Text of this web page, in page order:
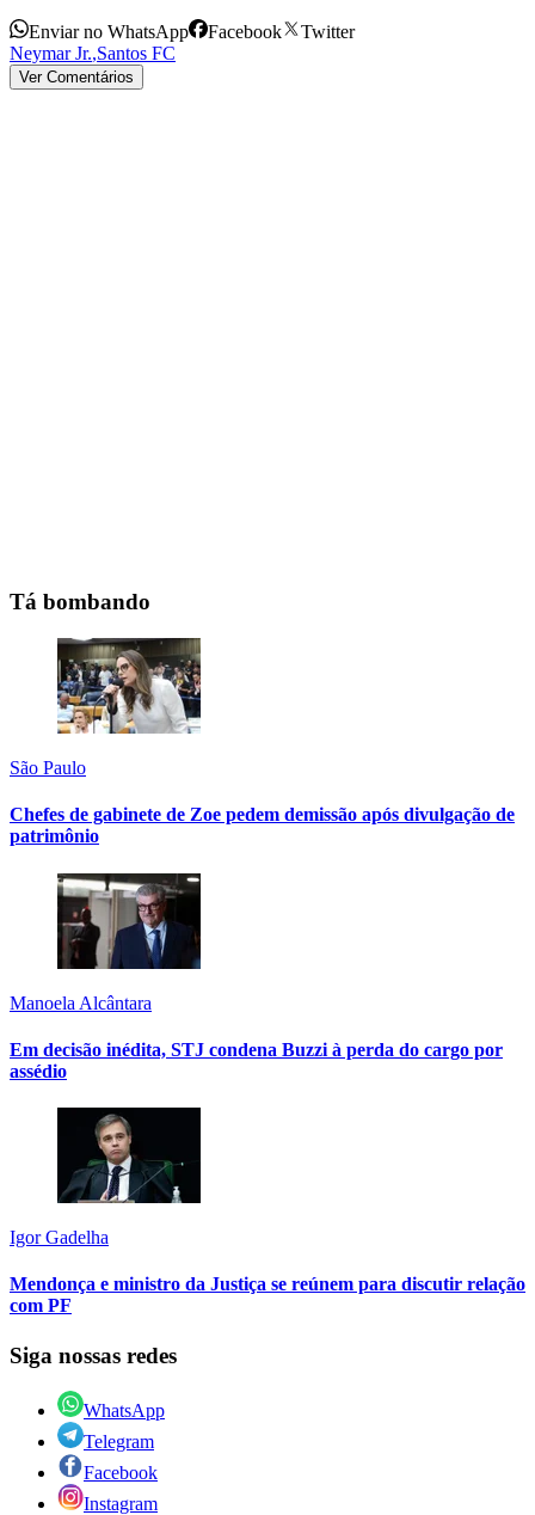
Enviar no WhatsApp Facebook
Twitter
Neymar Jr.,Santos FC
Ver Comentários
Tá bombando
São Paulo
Chefes de gabinete de Zoe pedem demissão após divulgação de
patrimônio
Manoela Alcântara
Em decisão inédita, STJ condena Buzzi à perda do cargo por
assédio
Igor Gadelha
Mendonça e ministro da Justiça se reúnem para discutir relação
com PF
Siga nossas redes
WhatsApp
Telegram
Facebook
Instagram